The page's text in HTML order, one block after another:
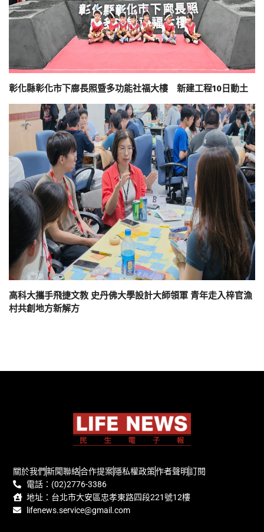
彰化縣彰化市下廍長照暨多功能社福大樓 新建工程10日動土
高科大攜手飛捷文教 史丹佛大學設計大師領軍 青年走入梓官漁
村共創地方新解方
關於我們新聞聯絡合作提案隱私權政策作者聲明訂閱
電話：(02)2776-3386
地址：台北市大安區忠孝東路四段221號12樓
lifenews.service@gmail.com